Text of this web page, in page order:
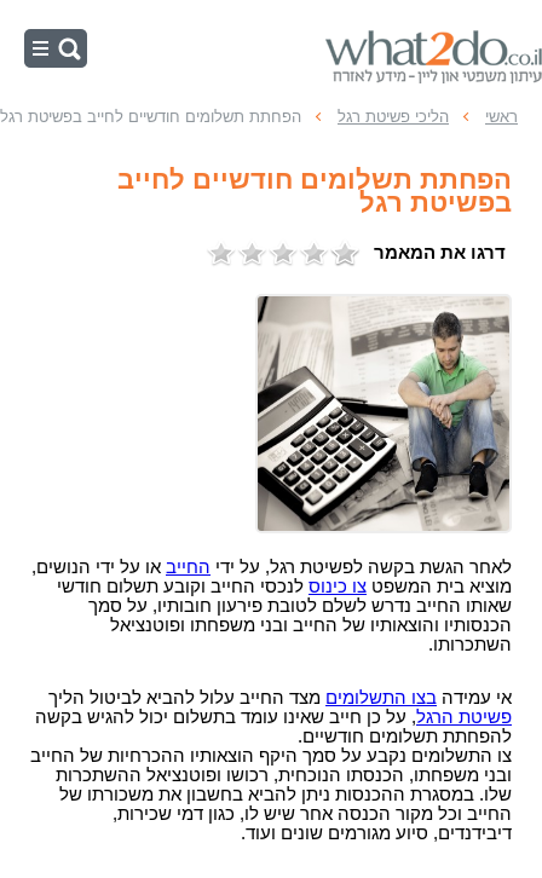
ראשי
תום לב בפשיטת רגל
ראשי הליכי פשיטת רגל הפחתת תשלומים חודשיים לחייב בפשיטת רגל
הפחתת תשלומים חודשיים לחייב
בפשיטת רגל
דרגו את המאמר
לאחר הגשת בקשה לפשיטת רגל, על ידי החייב או על ידי הנושים,
מוציא בית המשפט צו כינוס לנכסי החייב וקובע תשלום חודשי
שאותו החייב נדרש לשלם לטובת פירעון חובותיו, על סמך
הכנסותיו והוצאותיו של החייב ובני משפחתו ופוטנציאל
השתכרותו.
אי עמידה בצו התשלומים מצד החייב עלול להביא לביטול הליך
פשיטת הרגל, על כן חייב שאינו עומד בתשלום יכול להגיש בקשה
להפחתת תשלומים חודשיים.
צו התשלומים נקבע על סמך היקף הוצאותיו ההכרחיות של החייב
ובני משפחתו, הכנסתו הנוכחית, רכושו ופוטנציאל ההשתכרות
שלו. במסגרת ההכנסות ניתן להביא בחשבון את משכורתו של
החייב וכל מקור הכנסה אחר שיש לו, כגון דמי שכירות,
דיבידנדים, סיוע מגורמים שונים ועוד.